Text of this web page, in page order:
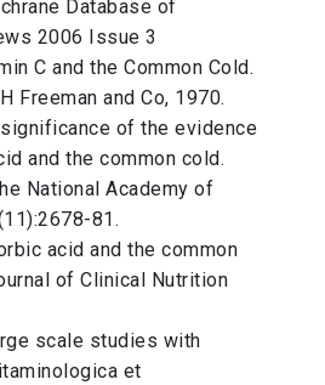
Database of
2006 Issue 3
C and the Common Cold.
Freeman and Co, 1970.
of the evidence
and the common cold.
National Academy of
81.
acid and the common
of Clinical Nutrition
scale studies with
et